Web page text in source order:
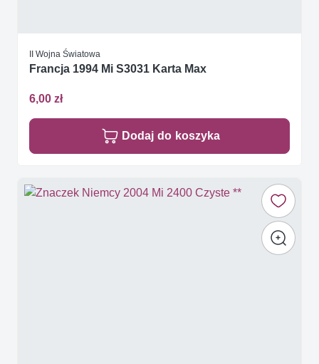
II Wojna Światowa
Francja 1994 Mi S3031 Karta Max
6,00 zł
Dodaj do koszyka